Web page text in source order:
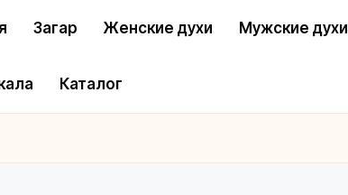
Загар Женские духи Мужские духи
Каталог